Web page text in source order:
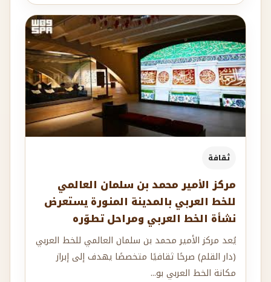
ثقافة
مركز الأمير محمد بن سلمان العالمي
للخط العربي بالمدينة المنورة يستعرض
نشأة الخط العربي ومراحل تطوّره
يُعد مركز الأمير محمد بن سلمان العالمي للخط العربي
(دار القلم) صرحًا ثقافيًا متخصصًا يهدف إلى إبراز
مكانة الخط العربي بو...